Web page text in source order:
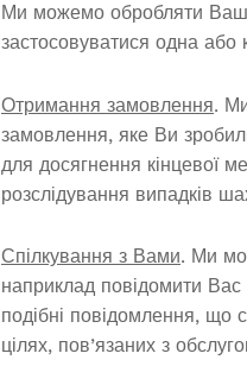
Ми можемо обробляти
застосовуватися одна або
Отримання замовлення.
замовлення, яке Ви
для досягнення кінцевої
розслідування випадків
Спілкування з Вами. Ми
наприклад повідомити
подібні повідомлення, що
цілях, пов’язаних з